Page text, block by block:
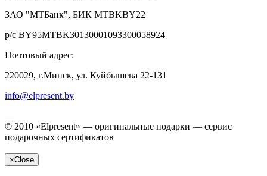
ЗАО "МТБанк", БИК MTBKBY22
р/с BY95MTBK30130001093300058924
Почтовый адрес:
220029, г.Минск, ул. Куйбышева 22-131
info@elpresent.by
© 2010 «Elpresent» — оригинальные подарки — сервис
подарочных сертификатов
×Close